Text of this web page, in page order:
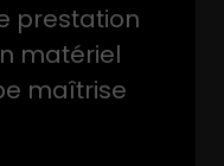
prestation
matériel
maîtrise